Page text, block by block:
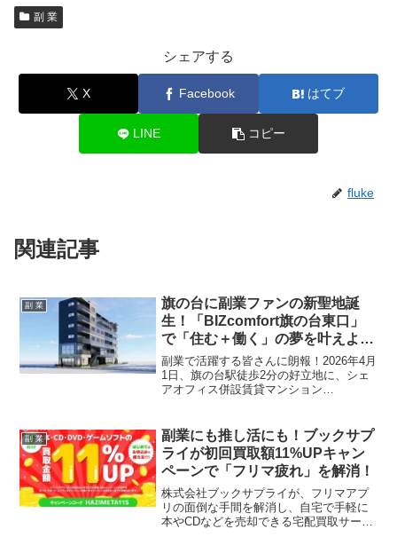
副 業
シェアする
X Facebook はてブ
LINE コピー
fluke
関連記事
副 業
旗の台に副業ファンの新聖地誕
生！「BIZcomfort旗の台東口」
で「住む＋働く」の夢を叶えよ
う！
副業で活躍する皆さんに朗報！2026年4月
1日、旗の台駅徒歩2分の好立地に、シェ
アオフィス併設賃貸マンション
が魅力のこの新拠点は、あなたの「住む
＋働く」を強力にサポート。無料体験会
も開催されるので、ぜひチェックしてく
ださい！
副 業
副業にも推し活にも！ブックサプ
ライが初回買取額11%UPキャン
ペーンで「フリマ疲れ」を解消！
株式会社ブックサプライが、フリマアプ
リの面倒な手間を解消し、自宅で手軽に
本やCDなどを売却できる宅配買取サービ